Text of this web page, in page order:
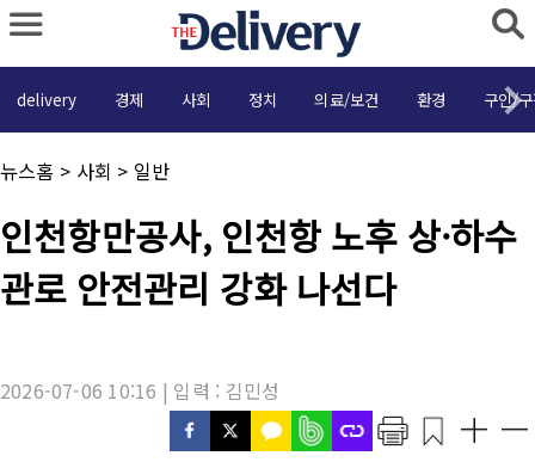
delivery 경제 사회 정치 의료/보건 환경 구인/
채
널
:
뉴스홈 > 사회 > 일반
기
사
제
목
인천항만공사, 인천항 노후 상·하수
관로 안전관리 강화 나선다
2026-07-06 10:16 | 입력 : 김민성